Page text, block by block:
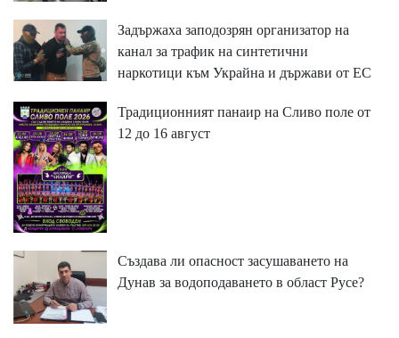
Задържаха заподозрян организатор на
канал за трафик на синтетични
наркотици към Украйна и държави от ЕС
Традиционният панаир на Сливо поле от
12 до 16 август
Създава ли опасност засушаването на
Дунав за водоподаването в област Русе?